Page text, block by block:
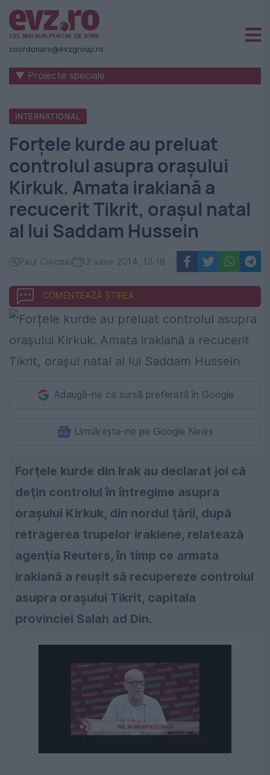
Știri
naționale
internaționale
România
-
Evenimentul
Zilei
coordonare@evzgroup.ro
▼ Proiecte speciale
INTERNATIONAL
Forțele kurde au preluat
controlul asupra orașului
Kirkuk. Amata irakiană a
recucerit Tikrit, orașul natal
al lui Saddam Hussein
Paul Ciocoiu 12 iunie 2014, 13:18
COMENTEAZĂ ȘTIREA
Adaugă-ne ca sursă preferată în Google
Urmărește-ne pe Google News
Forţele kurde din Irak au declarat joi că
deţin controlul în întregime asupra
oraşului Kirkuk, din nordul ţării, după
retragerea trupelor irakiene, relatează
agenţia Reuters, în timp ce armata
irakiană a reuşit să recupereze controlul
asupra oraşului Tikrit, capitala
provinciei Salah ad Din.